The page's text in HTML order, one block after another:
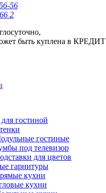
56
2
быть куплена в КРЕДИТ
гостиной
гостиные
под телевизор
для цветов
гарнитуры
кухни
кухни